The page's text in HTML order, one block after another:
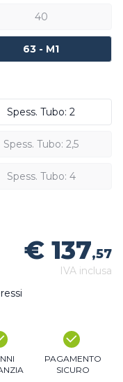
40
63 - M1
Spess. Tubo: 2
Spess. Tubo: 2,5
Spess. Tubo: 4
€ 137,57
IVA inclusa
PAGAMENTO
SICURO